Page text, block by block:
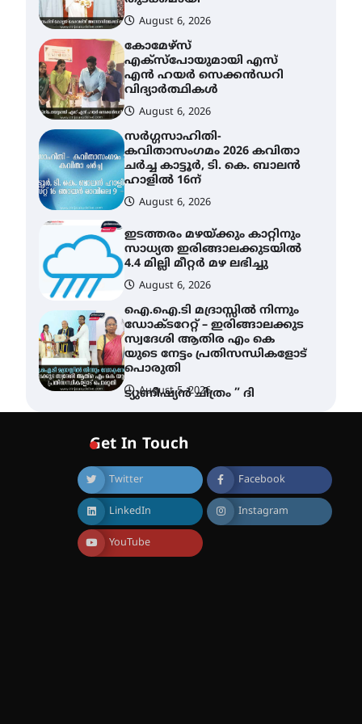
August 6, 2026
കോമേഴ്സ്
എക്സ്പോയുമായി എസ്
എൻ ഹയർ സെക്കൻഡറി
വിദ്യാർത്ഥികൾ
August 6, 2026
സർഗ്ഗസാഹിതി-
കവിതാസംഗമം 2026 കവിതാ
ചർച്ച കാട്ടൂർ, ടി. കെ. ബാലൻ
ഹാളിൽ 16ന്
August 6, 2026
ഇടത്തരം മഴയ്ക്കും കാറ്റിനും
സാധ്യത ഇരിങ്ങാലക്കുടയിൽ
4.4 മില്ലി മീറ്റർ മഴ ലഭിച്ചു
August 6, 2026
ഐ.ഐ.ടി മദ്രാസ്സിൽ നിന്നും
ഡോക്ടറേറ്റ് – ഇരിങ്ങാലക്കുട
സ്വദേശി ആതിര എം കെ
യുടെ നേട്ടം പ്രതിസന്ധികളോട്
പൊരുതി
August 5, 2026
ട്യുണീഷ്യൻ ചിത്രം ” ദി
സൊസൈറ്റി ആഗസ്റ്റ് 7
വെള്ളിയാഴ്ച സ്‌ക്രീൻ
ചെയ്യുന്നു
August 6, 2026
സെന്റ് ജോസഫ്സ് കോളജ്
കോമേഴ്‌സ്
അസോസിയേഷന്
തുടക്കമായി
Get In Touch
Twitter Facebook
LinkedIn Instagram
YouTube